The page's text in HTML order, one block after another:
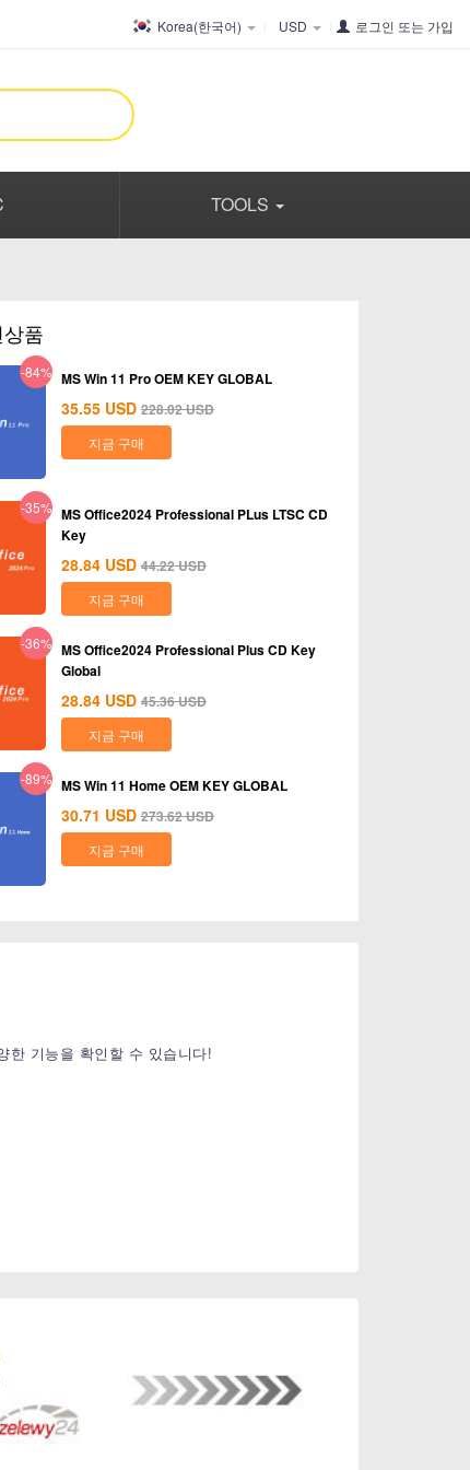
Korea(한국어) USD 로그인 또는 가입
TOOLS
품
-84% MS Win 11 Pro OEM KEY GLOBAL
35.55 USD 228.02USD
지금 구매
-35% MS Office2024 Professional PLus LTSC CD
Key
28.84 USD 44.22USD
지금 구매
-36% MS Office2024 Professional Plus CD Key
Global
28.84 USD 45.36USD
지금 구매
-89% MS Win 11 Home OEM KEY GLOBAL
30.71 USD 273.62USD
지금 구매
한 기능을 확인할 수 있습니다!